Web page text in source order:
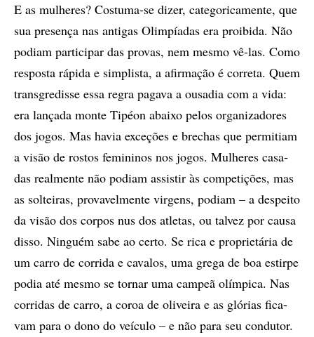
E as mu­lhe­res? Cos­tu­ma-se di­zer, ca­te­go­ri­ca­men­­te, que
sua pre­sen­ça nas an­ti­gas Olim­pí­a­das era proi­bi­da. Não
po­di­am par­ti­ci­­par das pro­vas, nem mes­­mo vê-las. Como
res­pos­ta rá­­pi­­da e sim­plis­ta, a afir­ma­­­­­ção é cor­re­ta. Quem
trans­­gre­dis­­se essa re­gra pa­ga­va a ou­sa­dia com a vida:
era lan­­­ça­da mon­te Ti­pé­on abai­­xo pe­los or­ga­ni­za­do­res
dos jo­gos. Mas ha­via ex­ce­çõ­es e bre­chas que per­mi­ti­am
a vi­são de ros­tos fe­mi­ni­nos nos jo­gos. Mu­lhe­res ca­sa­
das re­al­men­te não po­di­am as­sis­tir às com­pe­ti­çõ­es, mas
as sol­tei­ras, pro­va­vel­men­te vir­gens, po­di­am – a des­pei­to
da vi­são dos cor­pos nus dos atle­tas, ou tal­vez por cau­­sa
dis­so. Nin­guém sabe ao cer­to. Se rica e pro­pri­e­tá­ria de
um car­ro de cor­ri­da e ca­va­los, uma gre­ga de boa es­tir­pe
po­dia até mes­mo se tor­nar uma cam­peã olím­pi­ca. Nas
cor­ri­das de car­­ro, a co­roa de oli­vei­ra e as gló­ri­as fi­ca­
vam para o dono do veí­cu­lo – e não para seu con­du­tor.